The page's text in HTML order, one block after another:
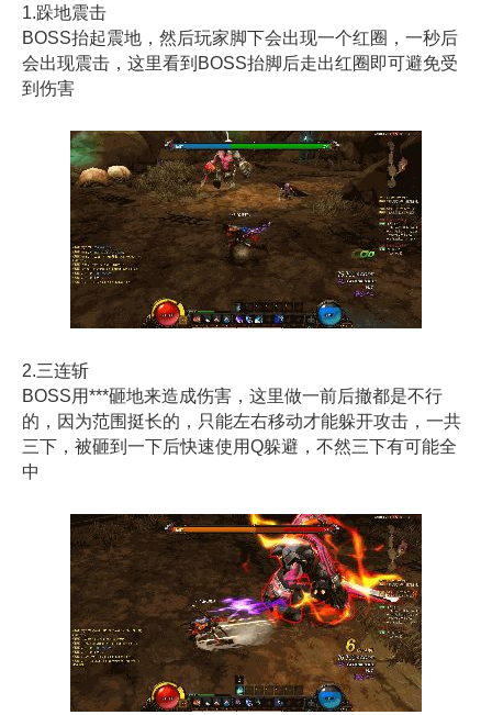
1.跺地震击
BOSS抬起震地，然后玩家脚下会出现一个红圈，一秒后
会出现震击，这里看到BOSS抬脚后走出红圈即可避免受
到伤害
2.三连斩
BOSS用***砸地来造成伤害，这里做一前后撤都是不行
的，因为范围挺长的，只能左右移动才能躲开攻击，一共
三下，被砸到一下后快速使用Q躲避，不然三下有可能全
中